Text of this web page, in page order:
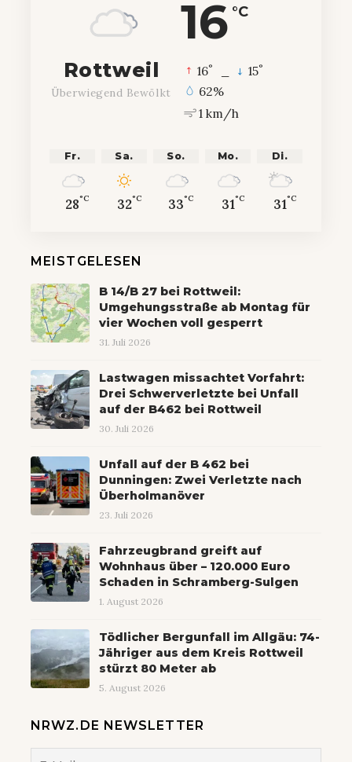
16 °C
Rottweil
Überwiegend Bewölkt
16° 15°
62%
1 km/h
Fr.
28°C
Sa.
32°C
So.
33°C
Mo.
31°C
Di.
31°C
MEISTGELESEN
B 14/B 27 bei Rottweil:
Umgehungsstraße ab Montag für
vier Wochen voll gesperrt
31. Juli 2026
Lastwagen missachtet Vorfahrt:
Drei Schwerverletzte bei Unfall
auf der B462 bei Rottweil
30. Juli 2026
Unfall auf der B 462 bei
Dunningen: Zwei Verletzte nach
Überholmanöver
23. Juli 2026
Fahrzeugbrand greift auf
Wohnhaus über – 120.000 Euro
Schaden in Schramberg-Sulgen
1. August 2026
Tödlicher Bergunfall im Allgäu: 74-
Jähriger aus dem Kreis Rottweil
stürzt 80 Meter ab
5. August 2026
NRWZ.DE NEWSLETTER